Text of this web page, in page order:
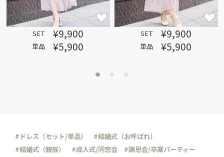
SET ¥9,900
単品 ¥5,900
SET ¥9,900
単品 ¥5,900
#ドレス（セット/単品）
#結婚式（お呼ばれ）
#結婚式（親族）
#成人式/同窓会
#謝恩会/卒業パーティー